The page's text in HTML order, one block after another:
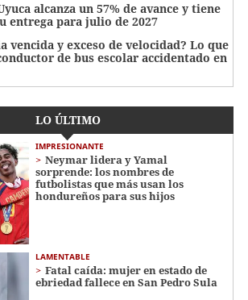
alcanza un 57% de avance y tiene
entrega para julio de 2027
vencida y exceso de velocidad? Lo que
de bus escolar accidentado en
LO ÚLTIMO
IMPRESIONANTE
Neymar lidera y Yamal
sorprende: los nombres de
futbolistas que más usan los
hondureños para sus hijos
LAMENTABLE
Fatal caída: mujer en estado de
ebriedad fallece en San Pedro Sula